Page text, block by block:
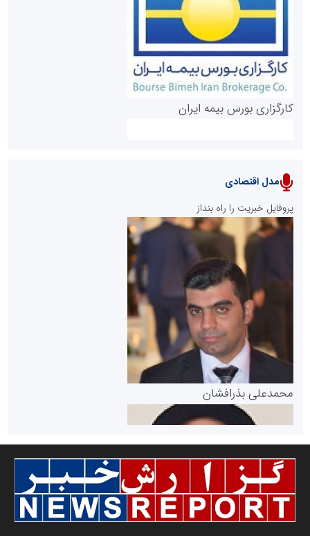
روابط عمومی خبرگزاری گزارش خبر
پایگاه خبری نهضت ملی مسکن
پایگاه خبری گفتمان یزد
کارگزاری بورس بیمه ایران
سازمان بورس و اوراق بهادار
مرجع اخبار موثق در بازارسرمایه
سازمان صنعت،معدن و تجارت
مدل اقتصادی
پروفایل خبریت را راه بنداز
محمدعلی بذرافشان